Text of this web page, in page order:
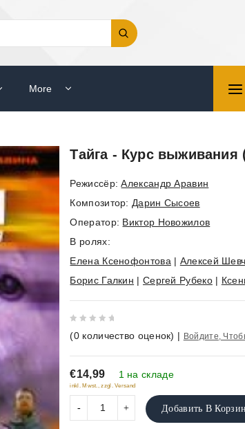
More
Тайга - Курс выживания
Режиссёр:Александр Аравин
Композитор: Дарин Сысоев
Оператор: Виктор Новожилов
В ролях:
Елена Ксенофонтова | Алексей
Борис Галкин | Сергей Рубеко|
out
of
5
(0 количество оценок) | Войдите,
€14,99 1 на складе
inkl. Mwst., zzgl. Versand
Добавить В